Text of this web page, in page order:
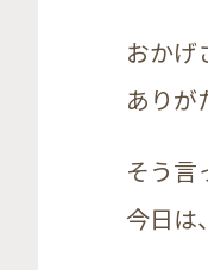
おかげ
ありが
そう言
今日は